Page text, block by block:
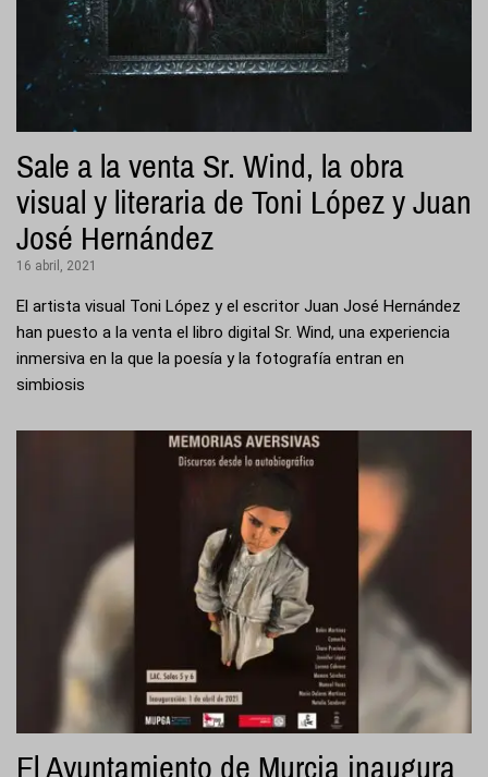
Sale a la venta Sr. Wind, la obra
visual y literaria de Toni López y Juan
José Hernández
16 abril, 2021
El artista visual Toni López y el escritor Juan José Hernández
han puesto a la venta el libro digital Sr. Wind, una experiencia
inmersiva en la que la poesía y la fotografía entran en
simbiosis
El Ayuntamiento de Murcia inaugura